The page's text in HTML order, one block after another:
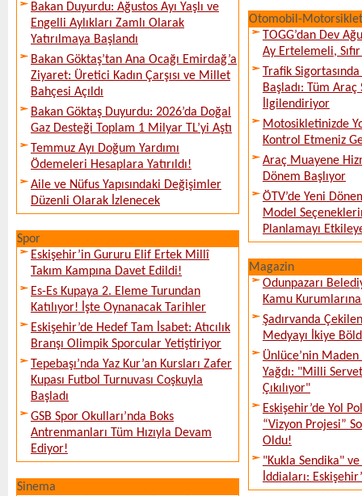
Bakan Duyurdu: Ağustos Ayı Yaşlı ve
Engelli Aylıkları Zamlı Olarak
Yatırılmaya Başlandı
Bakan Göktaş’tan Ana Ocağı Emirdağ’a
Ziyaret: Üretici Kadın Çarşısı ve Millet
Bahçesi Açıldı
Bakan Göktaş Duyurdu: 2026’da Doğal
Gaz Desteği Toplam 1 Milyar TL’yi Aştı
Temmuz Ayı Doğum Yardımı
Ödemeleri Hesaplara Yatırıldı!
Aile ve Nüfus Yapısındaki Değişimler
Düzenli Olarak İzlenecek
Spor
Eskişehir’in Gururu Elif Ertek Millî
Takım Kampına Davet Edildi!
Es-Es Kupaya 2. Eleme Turundan
Katılıyor! İşte Oynanacak Tarihler
Eskişehir’de Hedef Tam İsabet: Atıcılık
Branşı Olimpik Sporcular Yetiştiriyor
Tepebaşı’nda Yaz Kur’an Kursları Zafer
Kupası Futbol Turnuvası Coşkuyla
Başladı
GSB Spor Okulları’nda Boks
Antrenmanları Tüm Hızıyla Devam
Ediyor!
Sinema
Otomobil-Motorsiklet
TOGG’dan Dev
Ay Ertelemeli,
Trafik
Başladı: Tüm
İlgilendiriyor
Motosikletinizde
Kontrol Etmeniz
Araç Muayene
Dönem Başlıyor
ÖTV’de Yeni
Model
Planlamayı
Magazin
Odunpazarı
Kamu Kurumlarına
Şadırvanda
Medyayı İkiye
Ünlüce’nin Maden
Yağdı: "Milli
Çıkılıyor"
Eskişehir’de Yol
“Vizyon Projesi”
Oldu!
"Kukla Sendika"
İddiaları: